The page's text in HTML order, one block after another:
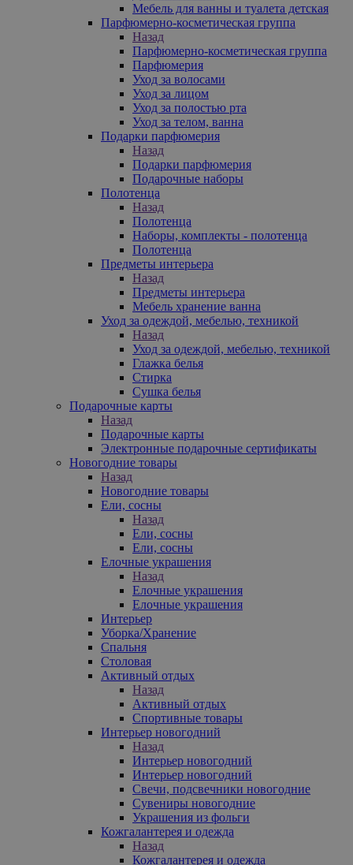
Мебель для ванны и туалета детская
Парфюмерно-косметическая группа
Назад
Парфюмерно-косметическая группа
Парфюмерия
Уход за волосами
Уход за лицом
Уход за полостью рта
Уход за телом, ванна
Подарки парфюмерия
Назад
Подарки парфюмерия
Подарочные наборы
Полотенца
Назад
Полотенца
Наборы, комплекты - полотенца
Полотенца
Предметы интерьера
Назад
Предметы интерьера
Мебель хранение ванна
Уход за одеждой, мебелью, техникой
Назад
Уход за одеждой, мебелью, техникой
Глажка белья
Стирка
Сушка белья
Подарочные карты
Назад
Подарочные карты
Электронные подарочные сертификаты
Новогодние товары
Назад
Новогодние товары
Ели, сосны
Назад
Ели, сосны
Ели, сосны
Елочные украшения
Назад
Елочные украшения
Елочные украшения
Интерьер
Уборка/Хранение
Спальня
Столовая
Активный отдых
Назад
Активный отдых
Спортивные товары
Интерьер новогодний
Назад
Интерьер новогодний
Интерьер новогодний
Свечи, подсвечники новогодние
Сувениры новогодние
Украшения из фольги
Кожгалантерея и одежда
Назад
Кожгалантерея и одежда